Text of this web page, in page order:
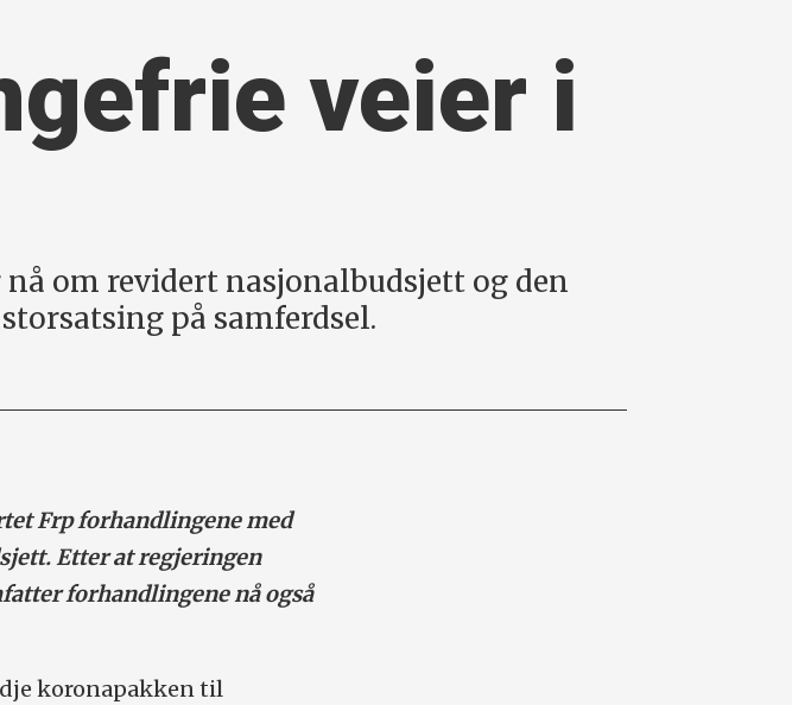
veier i
om revidert nasjonalbudsjett og den
på samferdsel.
Frp forhandlingene med
Etter at regjeringen
forhandlingene nå også
koronapakken til